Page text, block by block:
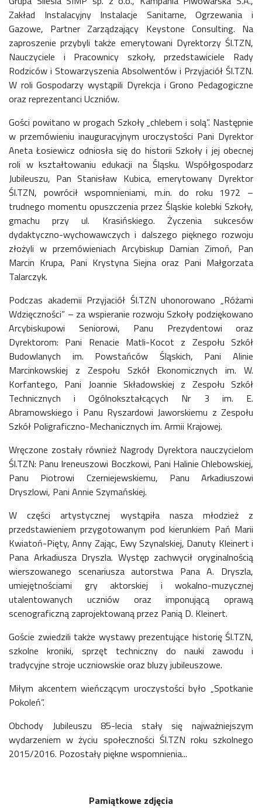
Zakład Instalacyjny Instalacje Sanitarne, Ogrzewania i
Gazowe, Partner Zarządzający Keystone Consulting. Na
zaproszenie przybyli także emerytowani Dyrektorzy Śl.TZN,
Nauczyciele i Pracownicy szkoły, przedstawiciele Rady
Rodziców i Stowarzyszenia Absolwentów i Przyjaciół Śl.TZN.
W roli Gospodarzy wystąpili Dyrekcja i Grono Pedagogiczne
oraz reprezentanci Uczniów.
Gości powitano w progach Szkoły „chlebem i solą”. Następnie
w przemówieniu inauguracyjnym uroczystości Pani Dyrektor
Aneta Łosiewicz odniosła się do historii Szkoły i jej obecnej
roli w kształtowaniu edukacji na Śląsku. Współgospodarz
Jubileuszu, Pan Stanisław Kubica, emerytowany Dyrektor
Śl.TZN, powrócił wspomnieniami, m.in. do roku 1972 –
trudnego momentu opuszczenia przez Śląskie kolebki Szkoły,
gmachu przy ul. Krasińskiego. Życzenia sukcesów
dydaktyczno-wychowawczych i dalszego pięknego rozwoju
złożyli w przemówieniach Arcybiskup Damian Zimoń, Pan
Marcin Krupa, Pani Krystyna Siejna oraz Pani Małgorzata
Talarczyk.
Podczas akademii Przyjaciół Śl.TZN uhonorowano „Różami
Wdzięczności” – za wspieranie rozwoju Szkoły podziękowano
Arcybiskupowi Seniorowi, Panu Prezydentowi oraz
Dyrektorom: Pani Renacie Matli-Kocot z Zespołu Szkół
Budowlanych im. Powstańców Śląskich, Pani Alinie
Marcinkowskiej z Zespołu Szkół Ekonomicznych im. W.
Korfantego, Pani Joannie Składowskiej z Zespołu Szkół
Technicznych i Ogólnokształcących Nr 3 im. E.
Abramowskiego i Panu Ryszardowi Jaworskiemu z Zespołu
Szkół Poligraficzno-Mechanicznych im. Armii Krajowej.
Wręczone zostały również Nagrody Dyrektora nauczycielom
Śl.TZN: Panu Ireneuszowi Boczkowi, Pani Halinie Chlebowskiej,
Panu Piotrowi Czerniejewskiemu, Panu Arkadiuszowi
Dryszlowi, Pani Annie Szymańskiej.
W części artystycznej wystąpiła nasza młodzież z
przedstawieniem przygotowanym pod kierunkiem Pań Marii
Kwiatoń-Pięty, Anny Zając, Ewy Szynalskiej, Danuty Kleinert i
Pana Arkadiusza Dryszla. Występ zachwycił oryginalnością
wierszowanego scenariusza autorstwa Pana A. Dryszla,
umiejętnościami gry aktorskiej i wokalno-muzycznej
utalentowanych uczniów oraz imponującą oprawą
scenograficzną zaprojektowaną przez Panią D. Kleinert.
Goście zwiedzili także wystawy prezentujące historię Śl.TZN,
szkolne kroniki, sprzęt techniczny do nauki zawodu i
tradycyjne stroje uczniowskie oraz bluzy jubileuszowe.
Miłym akcentem wieńczącym uroczystości było „Spotkanie
Pokoleń”.
Obchody Jubileuszu 85-lecia stały się najważniejszym
wydarzeniem w życiu społeczności Śl.TZN roku szkolnego
2015/2016. Pozostały piękne wspomnienia...
Pamiątkowe zdjęcia